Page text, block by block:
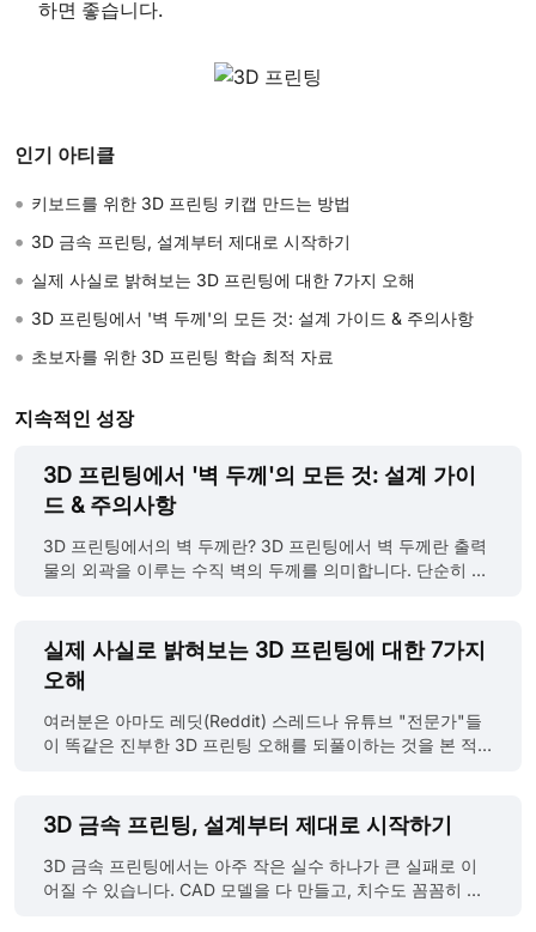
하면 좋습니다.
인기 아티클
• 키보드를 위한 3D 프린팅 키캡 만드는 방법
• 3D 금속 프린팅, 설계부터 제대로 시작하기
• 실제 사실로 밝혀보는 3D 프린팅에 대한 7가지 오해
• 3D 프린팅에서 '벽 두께'의 모든 것: 설계 가이드 & 주의사항
• 초보자를 위한 3D 프린팅 학습 최적 자료
지속적인 성장
3D 프린팅에서 '벽 두께'의 모든 것: 설계 가이
드 & 주의사항
3D 프린팅에서의 벽 두께란? 3D 프린팅에서 벽 두께란 출력
물의 외곽을 이루는 수직 벽의 두께를 의미합니다. 단순히 외
출력물의 내구성, 출력 가능성, 최종 품질을 직접적으로 결정
짓습니다. 적절한 벽 두께 설정은 성공적인 3D 프린팅의 첫
걸음입니다. 강도와 내구성: 두꺼운 벽은 뛰어난 구조 지지력
과 강성을 제공하여 외부 충격이나 하중에 대한 변형 및 파손
위험을 줄여줍니다. 반면, 지나치게 얇은 벽은 취약점이 되어
기 쉬운 반면, 얇은 벽은 프린터의 한계에 가까울수록 계단 현
상이나 거친 질감이 눈에 띄게 나타납니다. 원하는 마감 품질
을 위해서는 벽 두께 설계가 필수적입니다. JLC3DP 디자인
가이......
실제 사실로 밝혀보는 3D 프린팅에 대한 7가지
오해
여러분은 아마도 레딧(Reddit) 스레드나 유튜브 "전문가"들
이 똑같은 진부한 3D 프린팅 오해를 되풀이하는 것을 본 적
서 자동차를 출력할 수 있다는 주장까지 나오곤 합니다. 3D
프린팅은 강력한 기술이지만, 잘못된 정보에 기반하면 시간,
돈, 그리고 안전까지 모두 위험에 빠트릴 수 있습니다. 이번
글에서는 자주 듣는 7가지 오해를 3D 프린팅의 실제 사실로
3D 금속 프린팅, 설계부터 제대로 시작하기
3D 금속 프린팅에서는 아주 작은 실수 하나가 큰 실패로 이
어질 수 있습니다. CAD 모델을 다 만들고, 치수도 꼼꼼히 체